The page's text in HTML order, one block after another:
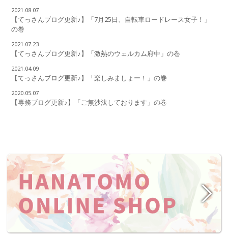
2021.08.07
【てっさんブログ更新♪】「7月25日、自転車ロードレース女子！」
の巻
2021.07.23
【てっさんブログ更新♪】「激熱のウェルカム府中」の巻
2021.04.09
【てっさんブログ更新♪】「楽しみましょー！」の巻
2020.05.07
【専務ブログ更新♪】「ご無沙汰しております」の巻